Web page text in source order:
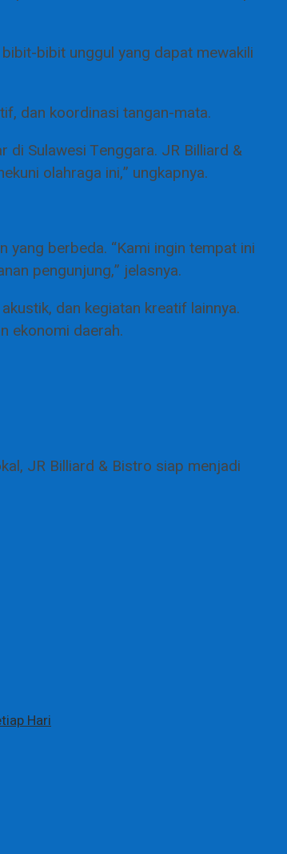
bibit unggul yang dapat mewakili
dan koordinasi tangan-mata.
di Sulawesi Tenggara. JR Billiard &
olahraga ini,” ungkapnya.
yang berbeda. “Kami ingin tempat ini
pengunjung,” jelasnya.
dan kegiatan kreatif lainnya.
ekonomi daerah.
JR Billiard & Bistro siap menjadi
Hari